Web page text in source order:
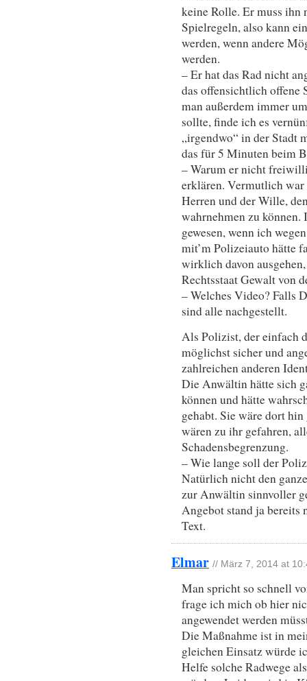
keine Rolle. Er muss ihn
Spielregeln, also kann
werden, wenn andere
werden.
– Er hat das Rad nicht
das offensichtlich offene
man außerdem immer
sollte, finde ich es
„irgendwo“ in der Stadt
das für 5 Minuten beim
– Warum er nicht
erklären. Vermutlich war
Herren und der Wille,
wahrnehmen zu
gewesen, wenn ich
mit’m Polizeiauto hätte
wirklich davon
Rechtsstaat Gewalt von
– Welches Video? Falls
sind alle nachgestellt.
Als Polizist, der einfach
möglichst sicher und
zahlreichen anderen
Die Anwältin hätte sich
können und hätte
gehabt. Sie wäre dort
wären zu ihr gefahren,
Schadensbegrenzung.
– Wie lange soll der
Natürlich nicht den
zur Anwältin sinnvoller
Angebot stand ja bereits
Text.
Elmar // März 7, 2014 at
Man spricht so schnell
frage ich mich ob hier
angewendet werden
Die Maßnahme ist in
gleichen Einsatz würde
Helfe solche Radwege